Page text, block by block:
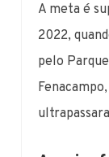
A meta é
2022,
pelo